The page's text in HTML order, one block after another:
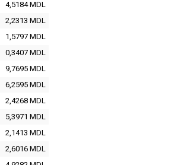
4,5184MDL
2,2313 MDL
1,5797 MDL
0,3407 MDL
9,7695 MDL
6,2595 MDL
2,4268 MDL
5,3971 MDL
2,1413 MDL
2,6016 MDL